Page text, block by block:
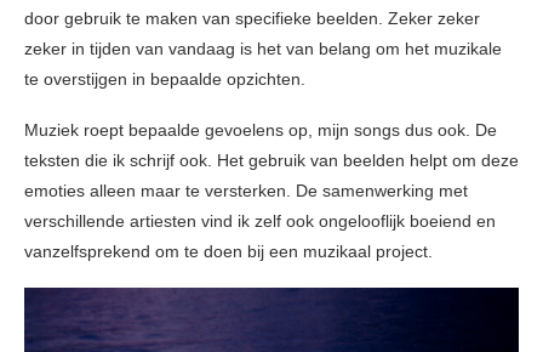
door gebruik te maken van specifieke beelden. Zeker zeker
zeker in tijden van vandaag is het van belang om het muzikale
te overstijgen in bepaalde opzichten.
Muziek roept bepaalde gevoelens op, mijn songs dus ook. De
teksten die ik schrijf ook. Het gebruik van beelden helpt om deze
emoties alleen maar te versterken. De samenwerking met
verschillende artiesten vind ik zelf ook ongelooflijk boeiend en
vanzelfsprekend om te doen bij een muzikaal project.